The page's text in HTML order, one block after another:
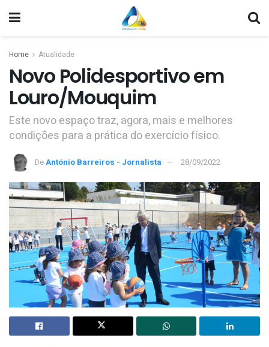
Home Atualidade
Novo Polidesportivo em
Louro/Mouquim
Este novo espaço traz, agora, mais e melhores
condições para a prática do exercício físico.
DeAntónio Barreiros - Jornalista 28/09/2022